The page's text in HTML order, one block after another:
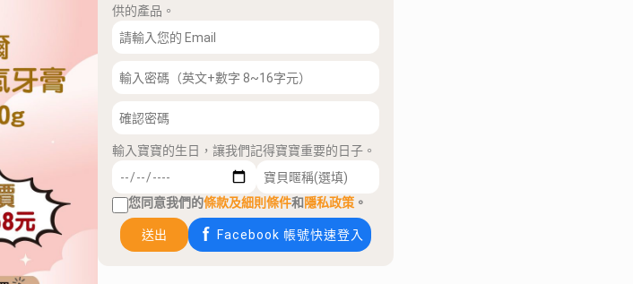
供的產品。
輸入寶寶的生日，讓我們記得寶寶重要的日子。
您同意我們的條款及細則條件和隱私政策 。
送出 Facebook 帳號快速登入